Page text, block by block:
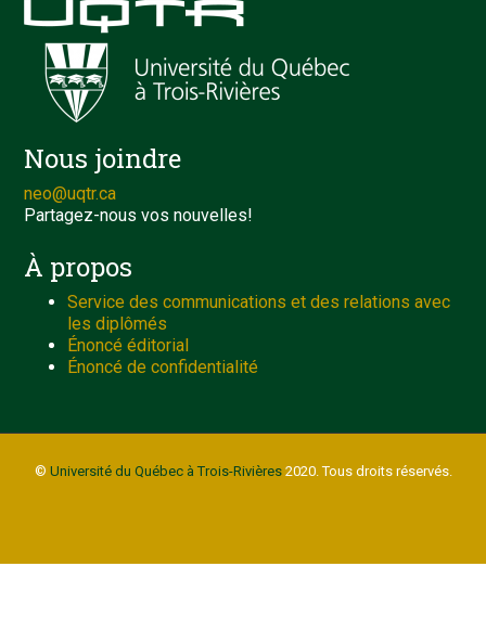
Nous joindre
neo@uqtr.ca
Partagez-nous vos nouvelles!
À propos
Service des communications et des relations avec
les diplômés
Énoncé éditorial
Énoncé de confidentialité
© Université du Québec à Trois-Rivières2020. Tous droits réservés.